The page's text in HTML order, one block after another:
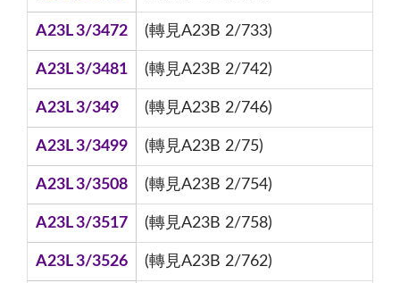
A23L 3/3472 (轉見A23B 2/733)
A23L 3/3481 (轉見A23B 2/742)
A23L 3/349 (轉見A23B 2/746)
A23L 3/3499 (轉見A23B 2/75)
A23L 3/3508 (轉見A23B 2/754)
A23L 3/3517 (轉見A23B 2/758)
A23L 3/3526 (轉見A23B 2/762)